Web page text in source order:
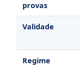
provas
Validade
Regime